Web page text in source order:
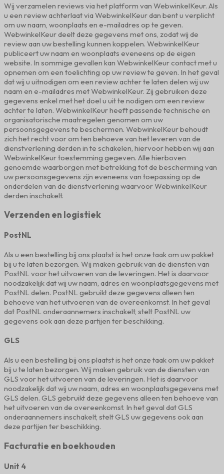
Wij verzamelen reviews via het platform van WebwinkelKeur. Als
u een review achterlaat via WebwinkelKeur dan bent u verplicht
om uw naam, woonplaats en e-mailadres op te geven.
WebwinkelKeur deelt deze gegevens met ons, zodat wij de
review aan uw bestelling kunnen koppelen. WebwinkelKeur
publiceert uw naam en woonplaats eveneens op de eigen
website. In sommige gevallen kan WebwinkelKeur contact met u
opnemen om een toelichting op uw review te geven. In het geval
dat wij u uitnodigen om een review achter te laten delen wij uw
naam en e-mailadres met WebwinkelKeur. Zij gebruiken deze
gegevens enkel met het doel u uit te nodigen om een review
achter te laten. WebwinkelKeur heeft passende technische en
organisatorische maatregelen genomen om uw
persoonsgegevens te beschermen. WebwinkelKeur behoudt
zich het recht voor om ten behoeve van het leveren van de
dienstverlening derden in te schakelen, hiervoor hebben wij aan
WebwinkelKeur toestemming gegeven. Alle hierboven
genoemde waarborgen met betrekking tot de bescherming van
uw persoonsgegevens zijn eveneens van toepassing op de
onderdelen van de dienstverlening waarvoor WebwinkelKeur
derden inschakelt.
Verzenden en logistiek
PostNL
Als u een bestelling bij ons plaatst is het onze taak om uw pakket
bij u te laten bezorgen. Wij maken gebruik van de diensten van
PostNL voor het uitvoeren van de leveringen. Het is daarvoor
noodzakelijk dat wij uw naam, adres en woonplaatsgegevens met
PostNL delen. PostNL gebruikt deze gegevens alleen ten
behoeve van het uitvoeren van de overeenkomst. In het geval
dat PostNL onderaannemers inschakelt, stelt PostNL uw
gegevens ook aan deze partijen ter beschikking.
GLS
Als u een bestelling bij ons plaatst is het onze taak om uw pakket
bij u te laten bezorgen. Wij maken gebruik van de diensten van
GLS voor het uitvoeren van de leveringen. Het is daarvoor
noodzakelijk dat wij uw naam, adres en woonplaatsgegevens met
GLS delen. GLS gebruikt deze gegevens alleen ten behoeve van
het uitvoeren van de overeenkomst. In het geval dat GLS
onderaannemers inschakelt, stelt GLS uw gegevens ook aan
deze partijen ter beschikking.
Facturatie en boekhouden
Unit 4